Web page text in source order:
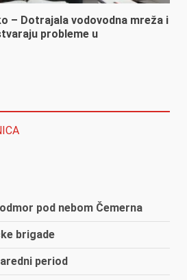
– Dotrajala vodovodna mreža i
probleme u
pod nebom Čemerna
brigade
period